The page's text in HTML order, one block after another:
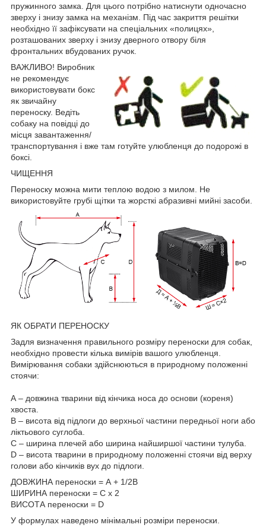
пружинного замка. Для цього потрібно натиснути одночасно
зверху і знизу замка на механізм. Під час закриття решітки
необхідно її зафіксувати на спеціальних «полицях»,
розташованих зверху і знизу дверного отвору біля
фронтальних вбудованих ручок.
ВАЖЛИВО! Виробник
не рекомендує
використовувати бокс
як звичайну
переноску. Ведіть
собаку на повідці до
місця завантаження/
транспортування і вже там готуйте улюбленця до подорожі в
боксі.
ЧИЩЕННЯ
Переноску можна мити теплою водою з милом. Не
використовуйте грубі щітки та жорсткі абразивні мийні засоби.
ЯК ОБРАТИ ПЕРЕНОСКУ
Задля визначення правильного розміру переноски для собак,
необхідно провести кілька вимірів вашого улюбленця.
Вимірювання собаки здійснюються в природному положенні
стоячи:
А – довжина тварини від кінчика носа до основи (кореня)
хвоста.
В – висота від підлоги до верхньої частини передньої ноги або
ліктьового суглоба.
С – ширина плечей або ширина найширшої частини тулуба.
D – висота тварини в природному положенні стоячи від верху
голови або кінчиків вух до підлоги.
ДОВЖИНА переноски = А + 1/2В
ШИРИНА переноски = С х 2
ВИСОТА переноски = D
У формулах наведено мінімальні розміри переноски.